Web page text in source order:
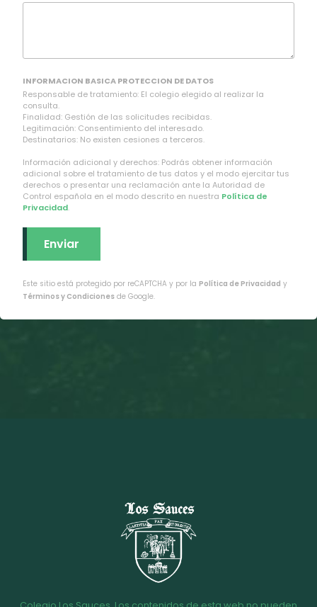
INFORMACION BASICA PROTECCION DE DATOS
Responsable de tratamiento: El colegio elegido al realizar la
consulta.
Finalidad: Gestión de las solicitudes recibidas.
Legitimación: Consentimiento del interesado.
Destinatarios: No existen cesiones a terceros.
Información adicional y derechos: Podrás obtener información
adicional sobre el tratamiento de tus datos y el modo ejercitar tus
derechos o presentar una reclamación ante la Autoridad de
Control española en el modo descrito en nuestra Política de
Privacidad.
Este sitio está protegido por reCAPTCHA y por la Política de Privacidad y
Términos y Condiciones de Google.